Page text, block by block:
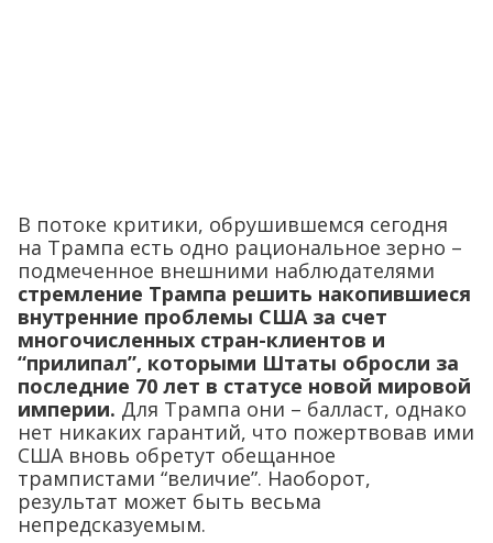
В потоке критики, обрушившемся сегодня
на Трампа есть одно рациональное зерно –
подмеченное внешними наблюдателями
стремление Трампа решить накопившиеся
внутренние проблемы США за счет
многочисленных стран-клиентов и
“прилипал”, которыми Штаты обросли за
последние 70 лет в статусе новой мировой
империи. Для Трампа они – балласт, однако
нет никаких гарантий, что пожертвовав ими
США вновь обретут обещанное
трампистами “величие”. Наоборот,
результат может быть весьма
непредсказуемым.